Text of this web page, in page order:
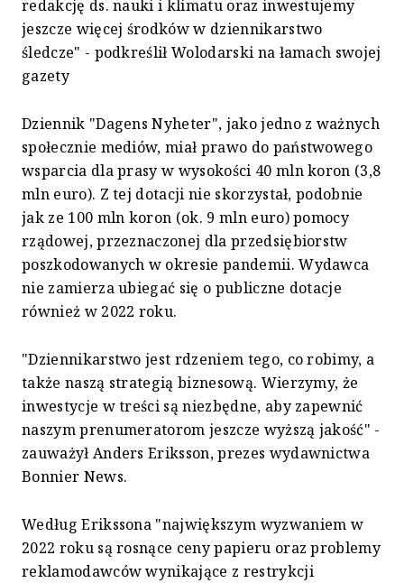
redakcję ds. nauki i klimatu oraz inwestujemy
jeszcze więcej środków w dziennikarstwo
śledcze" - podkreślił Wolodarski na łamach swojej
gazety
Dziennik "Dagens Nyheter", jako jedno z ważnych
społecznie mediów, miał prawo do państwowego
wsparcia dla prasy w wysokości 40 mln koron (3,8
mln euro). Z tej dotacji nie skorzystał, podobnie
jak ze 100 mln koron (ok. 9 mln euro) pomocy
rządowej, przeznaczonej dla przedsiębiorstw
poszkodowanych w okresie pandemii. Wydawca
nie zamierza ubiegać się o publiczne dotacje
również w 2022 roku.
"Dziennikarstwo jest rdzeniem tego, co robimy, a
także naszą strategią biznesową. Wierzymy, że
inwestycje w treści są niezbędne, aby zapewnić
naszym prenumeratorom jeszcze wyższą jakość" -
zauważył Anders Eriksson, prezes wydawnictwa
Bonnier News.
Według Erikssona "największym wyzwaniem w
2022 roku są rosnące ceny papieru oraz problemy
reklamodawców wynikające z restrykcji